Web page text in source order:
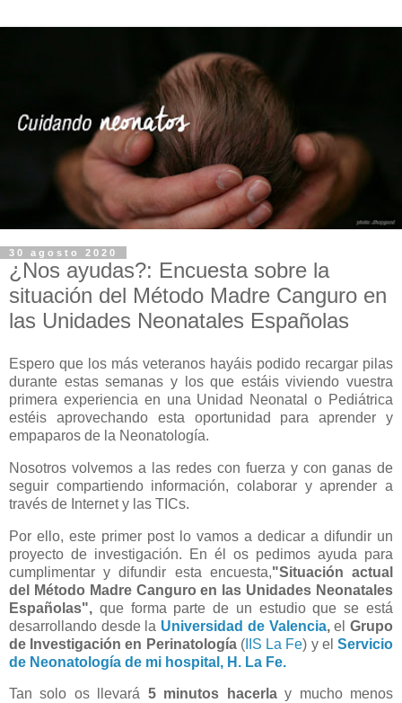
30 agosto 2020
¿Nos ayudas?: Encuesta sobre la
situación del Método Madre Canguro en
las Unidades Neonatales Españolas
Espero que los más veteranos hayáis podido recargar pilas
durante estas semanas y los que estáis viviendo vuestra
primera experiencia en una Unidad Neonatal o Pediátrica
estéis aprovechando esta oportunidad para aprender y
empaparos de la Neonatología.
Nosotros volvemos a las redes con fuerza y con ganas de
seguir compartiendo información, colaborar y aprender a
través de Internet y las TICs.
Por ello, este primer post lo vamos a dedicar a difundir un
proyecto de investigación. En él os pedimos ayuda para
cumplimentar y difundir esta encuesta,"Situación actual
del Método Madre Canguro en las Unidades Neonatales
Españolas", que forma parte de un estudio que se está
desarrollando desde la Universidad de Valencia,elGrupo
de Investigación en Perinatología(IIS La Fe) y elServicio
de Neonatología de mi hospital, H. La Fe.
Tan solo os llevará 5 minutos hacerlay mucho menos